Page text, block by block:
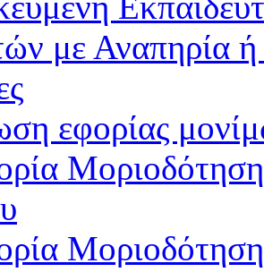
με Αναπηρία ή /
εφορίας